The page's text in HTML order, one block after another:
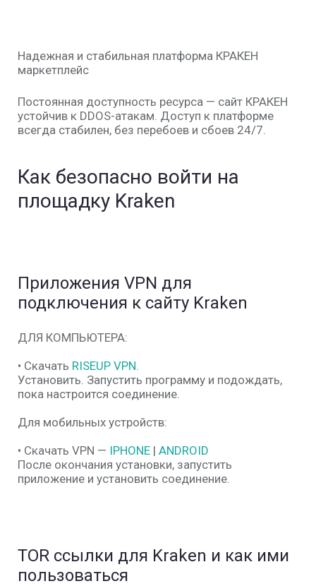
Надежная и стабильная платформа КРАКЕН
маркетплейс
Постоянная доступность ресурса — сайт КРАКЕН
устойчив к DDOS-атакам. Доступ к платформе
всегда стабилен, без перебоев и сбоев 24/7.
Как безопасно войти на
площадку Kraken
Приложения VPN для
подключения к сайту Kraken
ДЛЯ КОМПЬЮТЕРА:
• Скачать RISEUP VPN.
Установить. Запустить программу и подождать,
пока настроится соединение.
Для мобильных устройств:
• Скачать VPN — IPHONE | ANDROID
После окончания установки, запустить
приложение и установить соединение.
TOR ссылки для Kraken и как ими
пользоваться